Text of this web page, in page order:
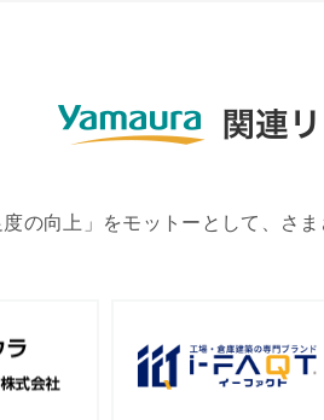
度の向上」をモットーとして、さ